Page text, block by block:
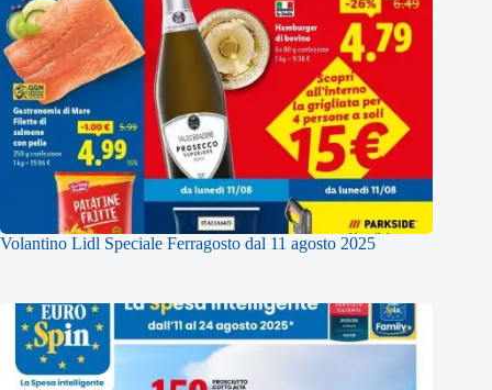
Volantino Lidl Speciale Ferragosto dal 11 agosto 2025